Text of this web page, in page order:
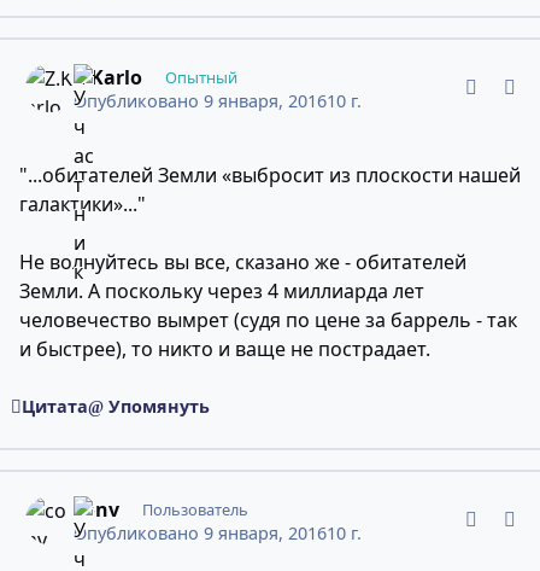
Z.Karlo Опытный
Опубликовано 9 января, 201610 г.
"...обитателей Земли «выбросит из плоскости нашей
галактики»..."
Не волнуйтесь вы все, сказано же - обитателей
Земли. А поскольку через 4 миллиарда лет
человечество вымрет (судя по цене за баррель - так
и быстрее), то никто и ваще не пострадает.
Цитата Упомянуть
conv Пользователь
Опубликовано 9 января, 201610 г.